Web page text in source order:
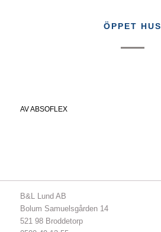
ÖPPET HUS
AVABSOFLEX
B&L Lund AB
Bolum Samuelsgården 14
521 98 Broddetorp